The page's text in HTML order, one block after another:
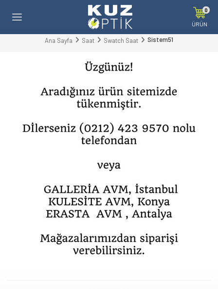
0
ÜRÜN
Ana Sayfa Saat Swatch Saat Sistem51